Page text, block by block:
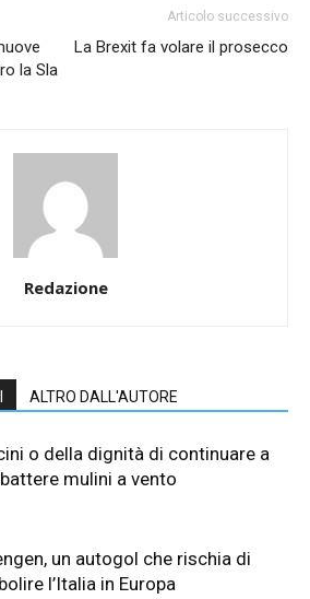
la Sla
Articolo successivo
La Brexit fa volare il prosecco
Redazione
ALTRO DALL'AUTORE
o della dignità di continuare a
mulini a vento
un autogol che rischia di
l’Italia in Europa